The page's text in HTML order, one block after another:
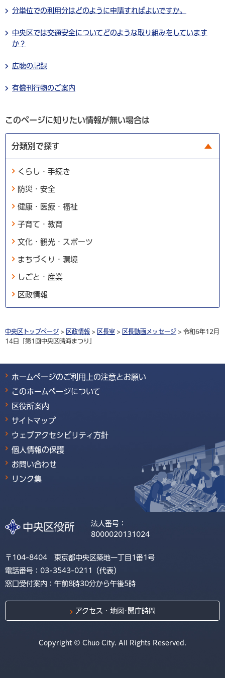
分単位での利用分はどのように申請すればよいですか。
中央区では交通安全についてどのような取り組みをしています
か？
広聴の記録
有償刊行物のご案内
このページに知りたい情報が無い場合は
分類別で探す
くらし・手続き
防災・安全
健康・医療・福祉
子育て・教育
文化・観光・スポーツ
まちづくり・環境
しごと・産業
区政情報
中央区トップページ > 区政情報 > 区長室 > 区長動画メッセージ > 令和6年12月
14日「第1回中央区晴海まつり」
ホームページのご利用上の注意とお願い
このホームページについて
区役所案内
サイトマップ
ウェブアクセシビリティ方針
個人情報の保護
お問い合わせ
リンク集
法人番号：
8000020131024
〒104-8404 東京都中央区築地一丁目1番1号
電話番号：03-3543-0211（代表）
窓口受付案内：午前8時30分から午後5時
アクセス・地図･開庁時間
Copyright © Chuo City. All Rights Reserved.